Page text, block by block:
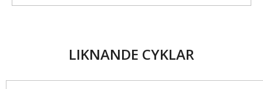
LIKNANDE CYKLAR